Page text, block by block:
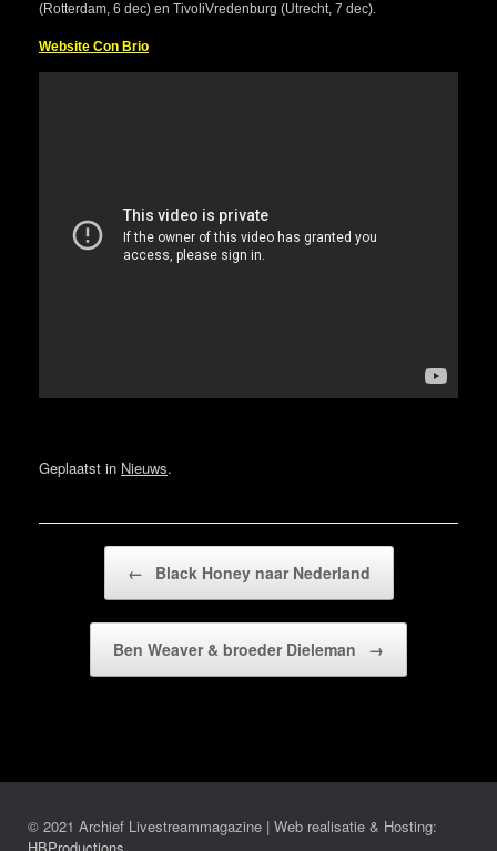
(Rotterdam, 6 dec) en TivoliVredenburg (Utrecht, 7 dec).
Website Con Brio
Geplaatst in Nieuws.
← Black Honey naar Nederland
Ben Weaver & broeder Dieleman →
© 2021 Archief Livestreammagazine | Web realisatie & Hosting: